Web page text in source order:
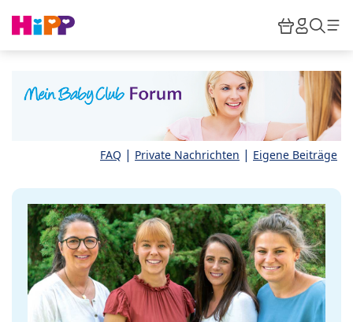
HiPP
FAQ | Private Nachrichten | Eigene Beiträge